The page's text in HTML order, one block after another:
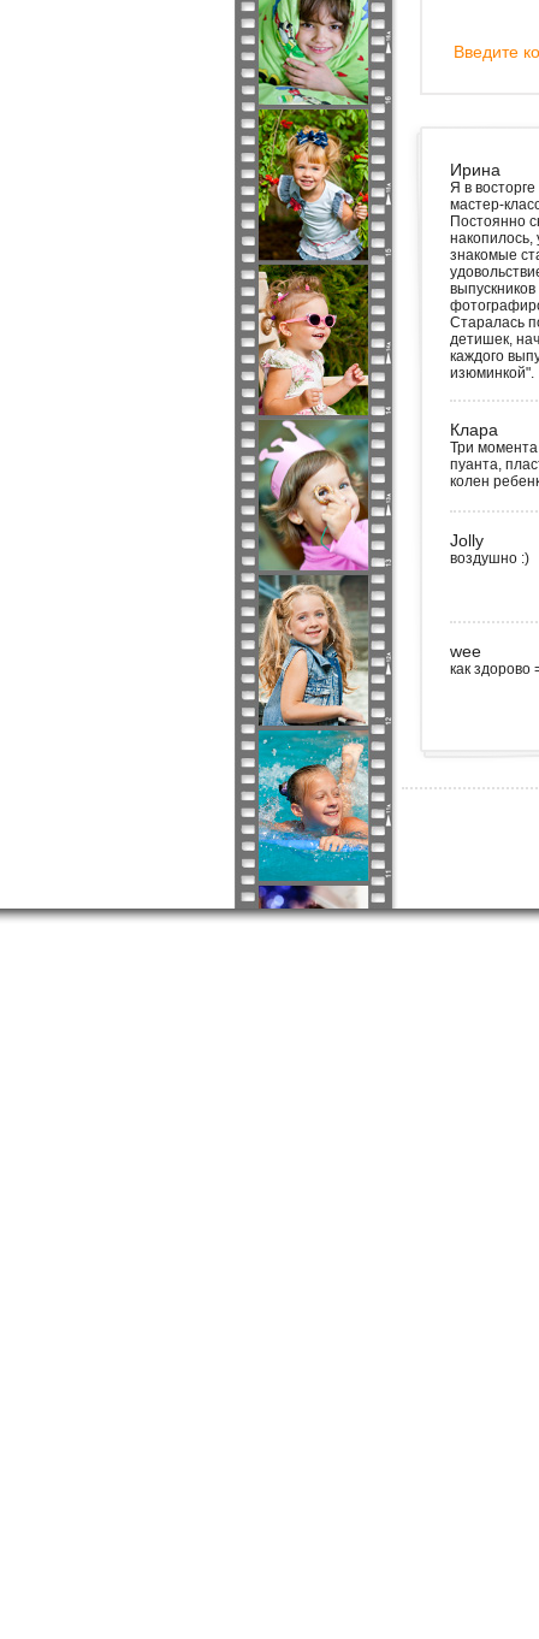
Введите
Ирина
Я в
мастер-
Постоянно
накопилось,
знакомые
Старалась
детишек,
каждого
изюминкой".
Клара
Три
пуанта,
колен
Jolly
воздушно :)
wee
как здорово